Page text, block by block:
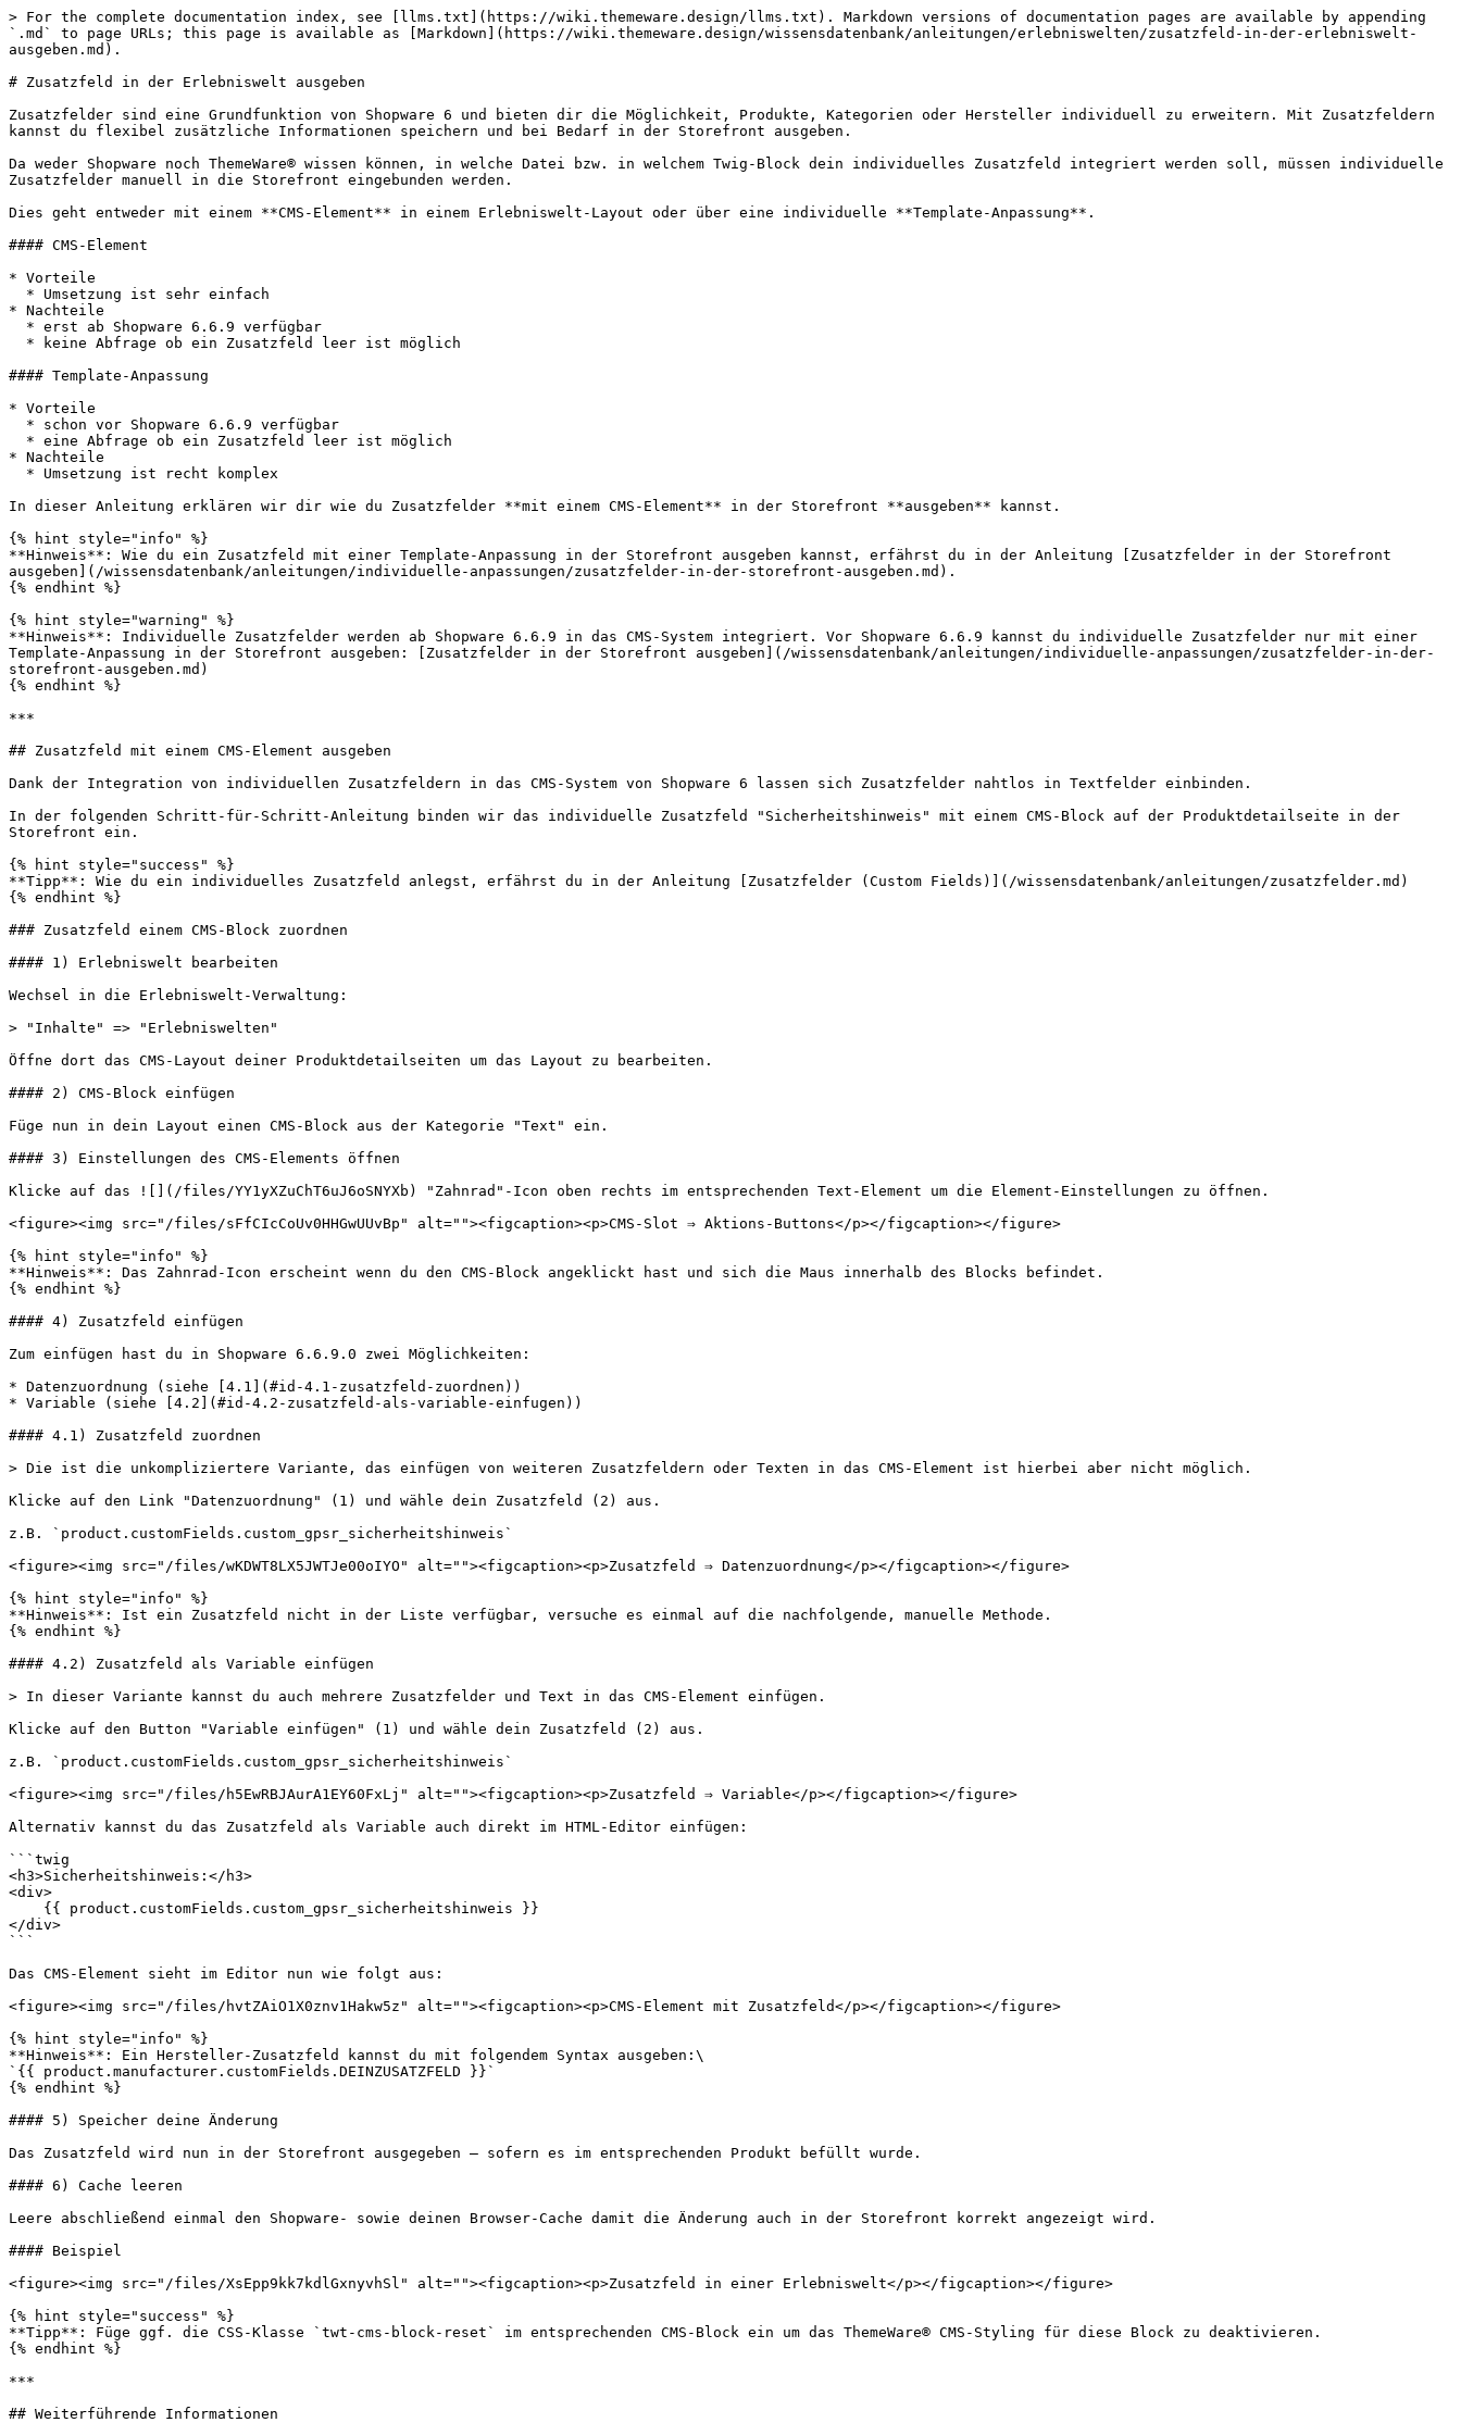
> For the complete documentation index, see [llms.txt](https://wiki.themeware.design/llms.txt). Markdown versions of documentation pages are available by appending
`.md` to page URLs; this page is available as [Markdown](https://wiki.themeware.design/wissensdatenbank/anleitungen/erlebniswelten/zusatzfeld-in-der-erlebniswelt-
ausgeben.md).
# Zusatzfeld in der Erlebniswelt ausgeben
Zusatzfelder sind eine Grundfunktion von Shopware 6 und bieten dir die Möglichkeit, Produkte, Kategorien oder Hersteller individuell zu erweitern. Mit Zusatzfeldern
kannst du flexibel zusätzliche Informationen speichern und bei Bedarf in der Storefront ausgeben.
Da weder Shopware noch ThemeWare® wissen können, in welche Datei bzw. in welchem Twig-Block dein individuelles Zusatzfeld integriert werden soll, müssen individuelle
Zusatzfelder manuell in die Storefront eingebunden werden.
Dies geht entweder mit einem **CMS-Element** in einem Erlebniswelt-Layout oder über eine individuelle **Template-Anpassung**.
#### CMS-Element
* Vorteile
* Nachteile
#### Template-Anpassung
* Vorteile
* Nachteile
In dieser Anleitung erklären wir dir wie du Zusatzfelder **mit einem CMS-Element** in der Storefront **ausgeben** kannst.
{% hint style="info" %}
**Hinweis**: Wie du ein Zusatzfeld mit einer Template-Anpassung in der Storefront ausgeben kannst, erfährst du in der Anleitung [Zusatzfelder in der Storefront
ausgeben](/wissensdatenbank/anleitungen/individuelle-anpassungen/zusatzfelder-in-der-storefront-ausgeben.md).
{% endhint %}
{% hint style="warning" %}
**Hinweis**: Individuelle Zusatzfelder werden ab Shopware 6.6.9 in das CMS-System integriert. Vor Shopware 6.6.9 kannst du individuelle Zusatzfelder nur mit einer
Template-Anpassung in der Storefront ausgeben: [Zusatzfelder in der Storefront ausgeben](/wissensdatenbank/anleitungen/individuelle-anpassungen/zusatzfelder-in-der-
storefront-ausgeben.md)
{% endhint %}
***
## Zusatzfeld mit einem CMS-Element ausgeben
Dank der Integration von individuellen Zusatzfeldern in das CMS-System von Shopware 6 lassen sich Zusatzfelder nahtlos in Textfelder einbinden.
In der folgenden Schritt-für-Schritt-Anleitung binden wir das individuelle Zusatzfeld "Sicherheitshinweis" mit einem CMS-Block auf der Produktdetailseite in der
Storefront ein.
{% hint style="success" %}
**Tipp**: Wie du ein individuelles Zusatzfeld anlegst, erfährst du in der Anleitung [Zusatzfelder (Custom Fields)](/wissensdatenbank/anleitungen/zusatzfelder.md)
{% endhint %}
### Zusatzfeld einem CMS-Block zuordnen
#### 1) Erlebniswelt bearbeiten
Wechsel in die Erlebniswelt-Verwaltung:
> "Inhalte" => "Erlebniswelten"
Öffne dort das CMS-Layout deiner Produktdetailseiten um das Layout zu bearbeiten.
#### 2) CMS-Block einfügen
Füge nun in dein Layout einen CMS-Block aus der Kategorie "Text" ein.
#### 3) Einstellungen des CMS-Elements öffnen
Klicke auf das ![](/files/YY1yXZuChT6uJ6oSNYXb) "Zahnrad"-Icon oben rechts im entsprechenden Text-Element um die Element-Einstellungen zu öffnen.
<figure><img src="/files/sFfCIcCoUv0HHGwUUvBp" alt=""><figcaption><p>CMS-Slot ⇒ Aktions-Buttons</p></figcaption></figure>
{% hint style="info" %}
**Hinweis**: Das Zahnrad-Icon erscheint wenn du den CMS-Block angeklickt hast und sich die Maus innerhalb des Blocks befindet.
{% endhint %}
#### 4) Zusatzfeld einfügen
Zum einfügen hast du in Shopware 6.6.9.0 zwei Möglichkeiten:
* Datenzuordnung (siehe [4.1](#id-4.1-zusatzfeld-zuordnen))
* Variable (siehe [4.2](#id-4.2-zusatzfeld-als-variable-einfugen))
#### 4.1) Zusatzfeld zuordnen
> Die ist die unkompliziertere Variante, das einfügen von weiteren Zusatzfeldern oder Texten in das CMS-Element ist hierbei aber nicht möglich.
Klicke auf den Link "Datenzuordnung" (1) und wähle dein Zusatzfeld (2) aus.
z.B. `product.customFields.custom_gpsr_sicherheitshinweis`
<figure><img src="/files/wKDWT8LX5JWTJe00oIYO" alt=""><figcaption><p>Zusatzfeld ⇒ Datenzuordnung</p></figcaption></figure>
{% hint style="info" %}
**Hinweis**: Ist ein Zusatzfeld nicht in der Liste verfügbar, versuche es einmal auf die nachfolgende, manuelle Methode.
{% endhint %}
#### 4.2) Zusatzfeld als Variable einfügen
> In dieser Variante kannst du auch mehrere Zusatzfelder und Text in das CMS-Element einfügen.
Klicke auf den Button "Variable einfügen" (1) und wähle dein Zusatzfeld (2) aus.
z.B. `product.customFields.custom_gpsr_sicherheitshinweis`
<figure><img src="/files/h5EwRBJAurA1EY60FxLj" alt=""><figcaption><p>Zusatzfeld ⇒ Variable</p></figcaption></figure>
Alternativ kannst du das Zusatzfeld als Variable auch direkt im HTML-Editor einfügen:
```twig
<h3>Sicherheitshinweis:</h3>
<div>
</div>
```
Das CMS-Element sieht im Editor nun wie folgt aus:
<figure><img src="/files/hvtZAiO1X0znv1Hakw5z" alt=""><figcaption><p>CMS-Element mit Zusatzfeld</p></figcaption></figure>
{% hint style="info" %}
**Hinweis**: Ein Hersteller-Zusatzfeld kannst du mit folgendem Syntax ausgeben:\
`{{ product.manufacturer.customFields.DEINZUSATZFELD }}`
{% endhint %}
#### 5) Speicher deine Änderung
Das Zusatzfeld wird nun in der Storefront ausgegeben – sofern es im entsprechenden Produkt befüllt wurde.
#### 6) Cache leeren
Leere abschließend einmal den Shopware- sowie deinen Browser-Cache damit die Änderung auch in der Storefront korrekt angezeigt wird.
#### Beispiel
<figure><img src="/files/XsEpp9kk7kdlGxnyvhSl" alt=""><figcaption><p>Zusatzfeld in einer Erlebniswelt</p></figcaption></figure>
{% hint style="success" %}
**Tipp**: Füge ggf. die CSS-Klasse `twt-cms-block-reset` im entsprechenden CMS-Block ein um das ThemeWare® CMS-Styling für diese Block zu deaktivieren.
{% endhint %}
***
## Weiterführende Informationen